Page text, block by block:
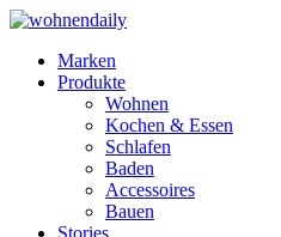
Marken
Produkte
Wohnen
Kochen & Essen
Schlafen
Baden
Accessoires
Bauen
Stories